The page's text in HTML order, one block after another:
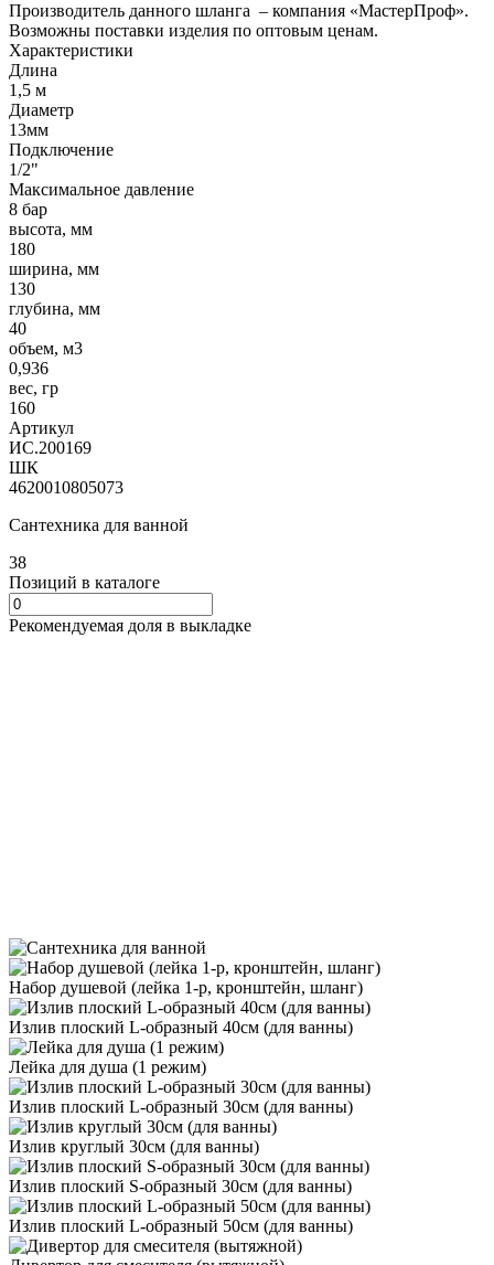
Производитель данного шланга – компания «МастерПроф».
Возможны поставки изделия по оптовым ценам.
Характеристики
Длина
1,5 м
Диаметр
13мм
Подключение
1/2"
Максимальное давление
8 бар
высота, мм
180
ширина, мм
130
глубина, мм
40
объем, м3
0,936
вес, гр
160
Артикул
ИС.200169
ШК
4620010805073
Сантехника для ванной
38
Позиций в каталоге
Рекомендуемая доля в выкладке
Набор душевой (лейка 1-р, кронштейн, шланг)
Излив плоский L-образный 40см (для ванны)
Лейка для душа (1 режим)
Излив плоский L-образный 30см (для ванны)
Излив круглый 30см (для ванны)
Излив плоский S-образный 30см (для ванны)
Излив плоский L-образный 50см (для ванны)